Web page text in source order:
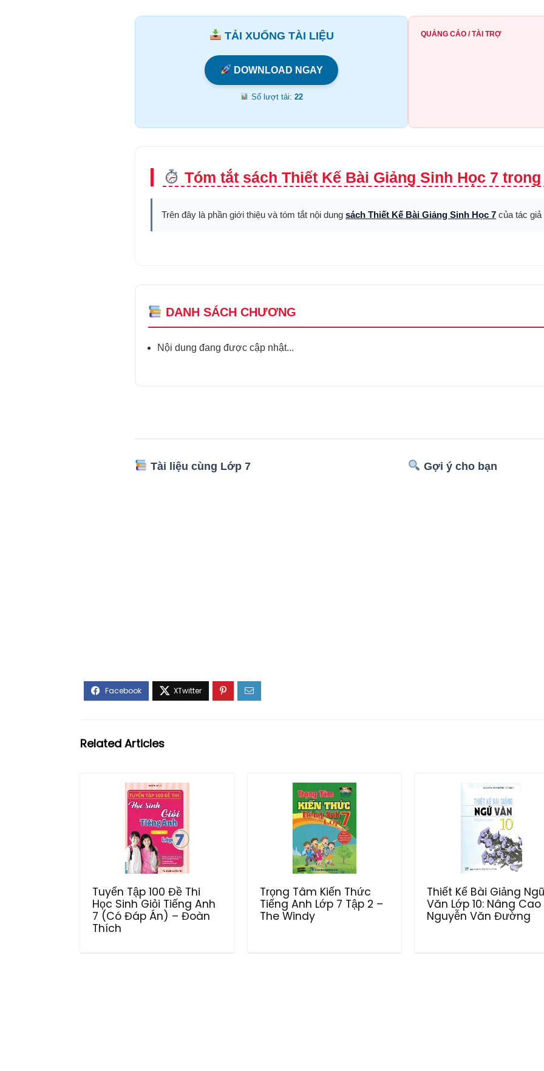
TẢI XUỐNG TÀI LIỆU
DOWNLOAD NGAY
Số lượt tải: 22
QUẢNG CÁO / TÀI TRỢ
Tóm tắt sách Thiết Kế Bài Giảng Sinh Học 7 trong
Trên đây là phần giới thiệu và tóm tắt nội dung sách Thiết Kế Bài Giảng Sinh Học 7 của tác giả
DANH SÁCH CHƯƠNG
Nội dung đang được cập nhật...
Tài liệu cùng Lớp 7 Gợi ý cho bạn
Related Articles
Tuyển Tập 100 Đề Thi
Học Sinh Giỏi Tiếng Anh
7 (Có Đáp Án) – Đoàn
Thích
Trọng Tâm Kiến Thức
Tiếng Anh Lớp 7 Tập 2 –
The Windy
Thiết Kế Bài Giảng
Văn Lớp 10: Nâng Cao
Nguyễn Văn Đường